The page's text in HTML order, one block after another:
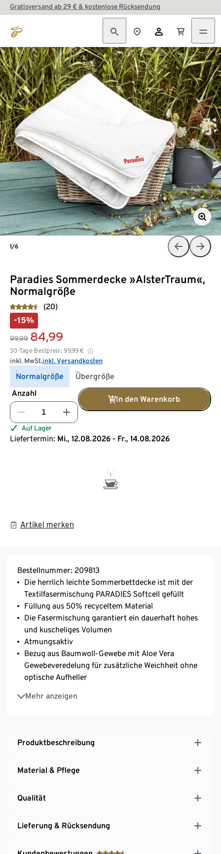
Gratisversand ab 29 € & kostenlose Rücksendung
Paradies Sommerdecke »AlsterTraum«,
Normalgröße
(20)
-15%
99,99 84,99
30-Tage-Bestpreis: 99,99 €
inkl. MwSt.inkl. Versandkosten
Normalgröße
Übergröße
Anzahl
In den Warenkorb
Auf Lager
Liefertermin: Mi., 12.08.2026 - Fr., 14.08.2026
Artikel merken
1/6
Bestellnummer: 209813
Die herrlich leichte Sommerbettdecke ist mit der
Textilfasermischung PARADIES Softcell gefüllt
Füllung aus 50% recyceltem Material
Die Fasermischung garantiert ein dauerhaft hohes
und kuscheliges Volumen
Atmungsaktiv
Bezug aus Baumwoll-Gewebe mit Aloe Vera
Gewebeveredelung für zusätzliche Weichheit ohne
optische Aufheller
Mehr anzeigen
Füllung aus Paradies Softcell – ökologische
Textilfaserfüllung aus ressourcenschonenden
Pflegeleicht und waschbar bis 60 °C
Produktbeschreibung
Material & Pflege
Qualität
Lieferung & Rücksendung